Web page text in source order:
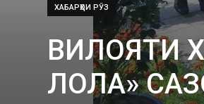
ХАБАРҲОИ РӮЗ
ВИЛОЯТИ
ЛОЛА»